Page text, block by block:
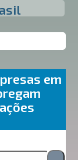
em